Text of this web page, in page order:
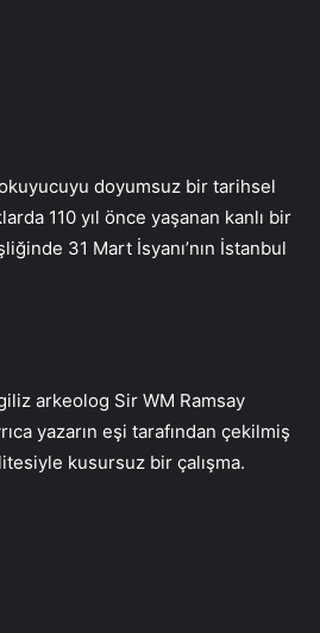
doyumsuz bir tarihsel
110 yıl önce yaşanan kanlı bir
31 Mart İsyanı’nın İstanbul
arkeolog Sir WM Ramsay
yazarın eşi tarafından çekilmiş
kusursuz bir çalışma.